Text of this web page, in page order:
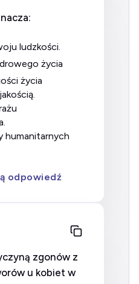
ludzkości.
życia
odpowiedź
zgonów z
u kobiet w